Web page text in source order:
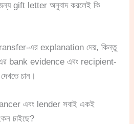
gift letter অনুবাদ করলেই কি
এর explanation দেয়, কিন্তু
bank evidence এবং recipient-
চান।
এবং lender সবাই একই
চাইছে?